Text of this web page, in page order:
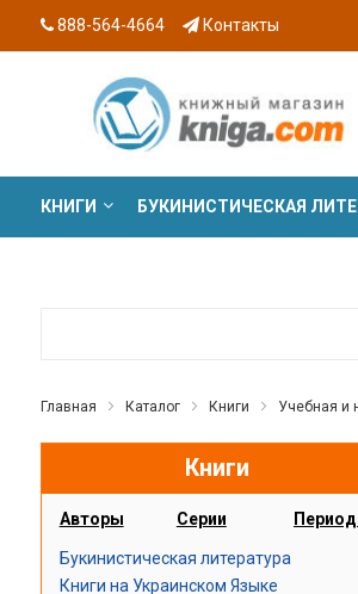
888-564-4664 Контакты
КНИГИ БУКИНИСТИЧЕСКАЯ
Главная Каталог Книги Учебная и
Книги
Авторы Серии
Букинистическая литература
Книги на Украинском Языке